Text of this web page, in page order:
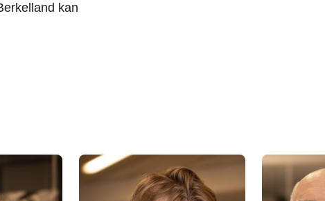
kan